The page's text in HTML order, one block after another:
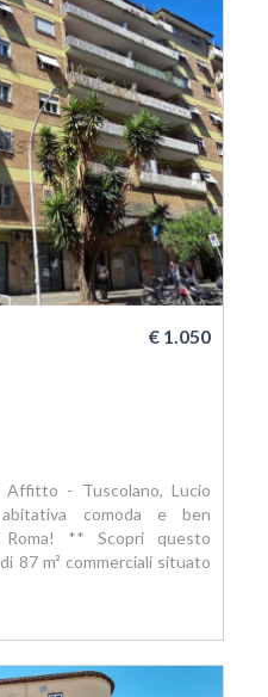
€ 1.050
Affitto - Tuscolano, Lucio
comoda e ben
** Scopri questo
87 m² commerciali situato